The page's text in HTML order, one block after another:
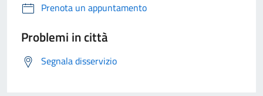
Prenota un appuntamento
Problemi in città
Segnala disservizio